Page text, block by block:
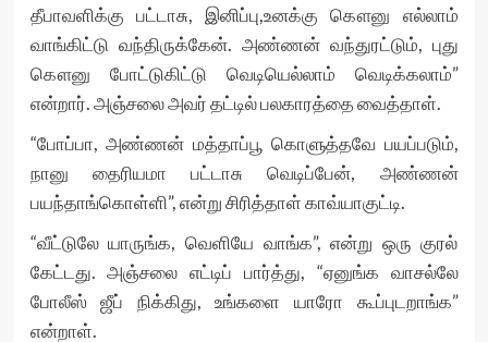
தீபாவளிக்கு பட்டாசு, இனிப்பு,உனக்கு கௌனு எல்லாம்
வாங்கிட்டு வந்திருக்கேன். அண்ணன் வந்துரட்டும், புது
கௌனு போட்டுகிட்டு வெடியெல்லாம் வெடிக்கலாம்”
என்றார். அஞ்சலை அவர் தட்டில் பலகாரத்தை வைத்தாள்.
“போப்பா, அண்ணன் மத்தாப்பூ கொளுத்தவே பயப்படும்,
நானு தைரியமா பட்டாசு வெடிப்பேன், அண்ணன்
பயந்தாங்கொள்ளி”, என்று சிரித்தாள் காவ்யாகுட்டி.
“வீட்டுலே யாருங்க, வெளியே வாங்க”, என்று ஒரு குரல்
கேட்டது. அஞ்சலை எட்டிப் பார்த்து, “ஏனுங்க வாசல்லே
போலீஸ் ஜீப் நிக்கிது, உங்களை யாரோ கூப்புடறாங்க”
என்றாள்.